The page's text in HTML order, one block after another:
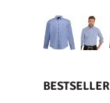
BESTSELLER